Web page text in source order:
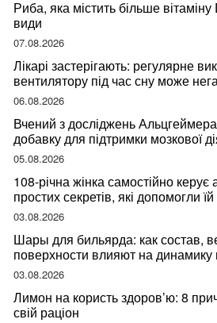
Риба, яка містить більше
види
07.08.2026
Лікарі застерігають: регулярне
вентилятору під час сну може
ваше здоров’я
06.08.2026
Вчений з досліджень
добавку для підтримки мозкової
05.08.2026
108-річна жінка самостійно керує
простих секретів, які допомогли
03.08.2026
Шары для бильярда: как состав,
поверхности влияют на динамику
03.08.2026
Лимон на користь здоров’ю: 8
свій раціон